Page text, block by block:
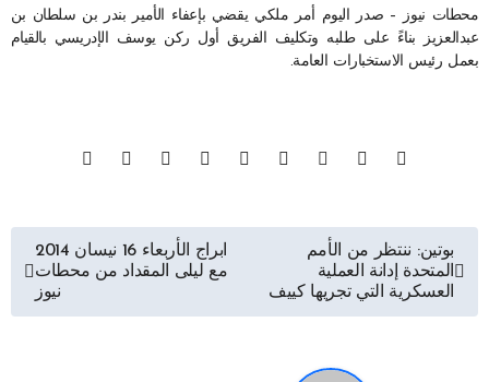
محطات نيوز – صدر اليوم أمر ملكي يقضي بإعفاء الأمير بندر بن سلطان بن
عبدالعزيز بناءً على طلبه وتكليف الفريق أول ركن يوسف الإدريسي بالقيام
بعمل رئيس الاستخبارات العامة.
تصفّح
المقالات
بوتين: ننتظر من الأمم
المتحدة إدانة العملية
العسكرية التي تجريها كييف
ابراج الأربعاء 16 نيسان 2014
مع ليلى المقداد من محطات
نيوز